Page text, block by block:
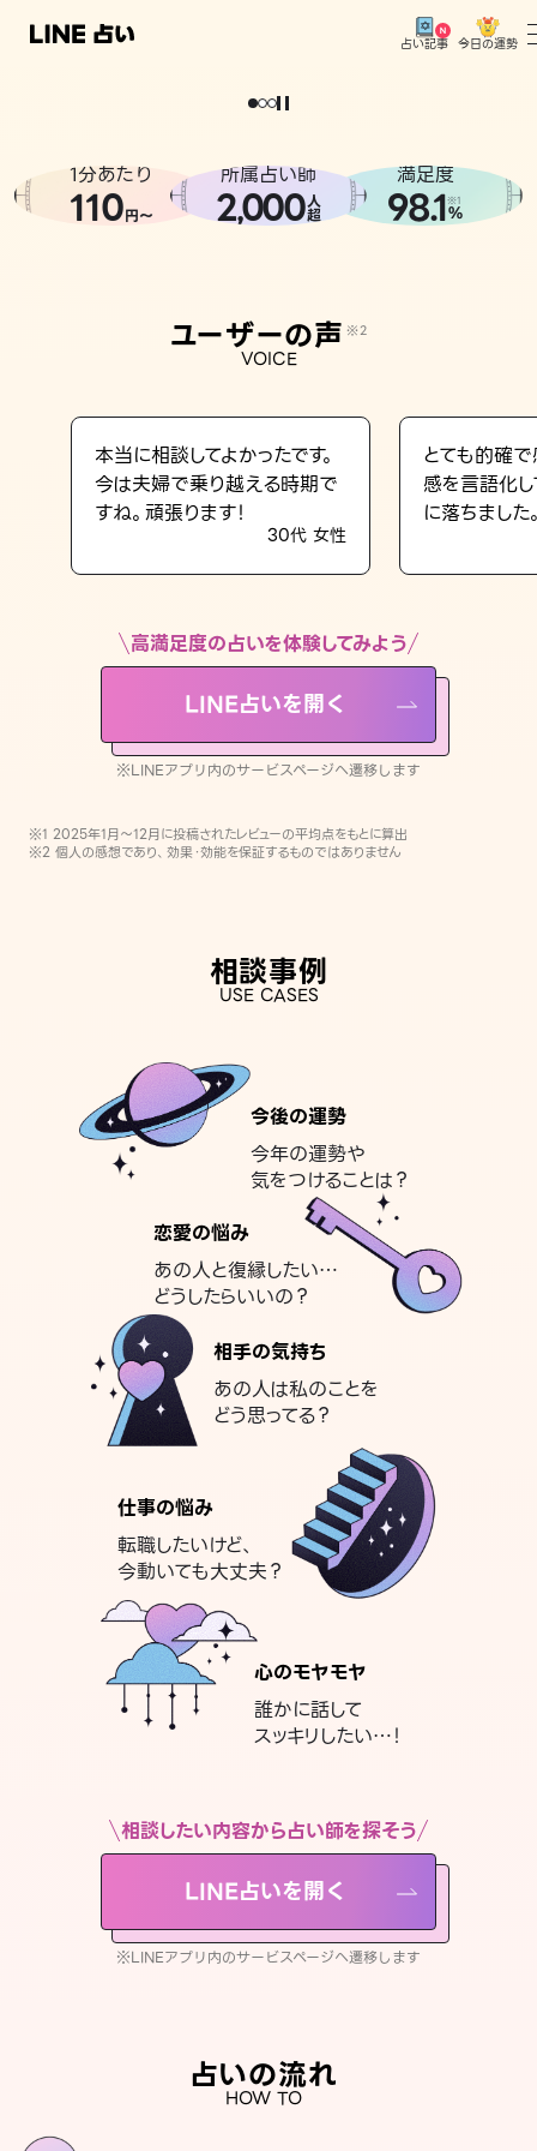
占い記事 今日の運勢
相談事例
LINE占いを開く
※LINEアプリ内のサービスページへ遷移します
どうせなら
。
1分あたり
110円〜
所属占い師
2,000人
超
満足度
98.1※1
%
ユーザーの声 ※2
VOICE
本当に相談してよかったです。
今は夫婦で乗り越える時期で
すね。頑張ります！
30代 女性
とても的確
感を言語化
に落ちました
高満足度の占いを体験してみよう
LINE占いを開く
※LINEアプリ内のサービスページへ遷移します
※1 2025年1月〜12月に投稿されたレビューの平均点をもとに算出
※2 個人の感想であり、効果・効能を保証するものではありません
相談事例
USE CASES
今後の運勢
今年の運勢や
気をつけることは？
恋愛の悩み
あの人と復縁したい…
どうしたらいいの？
相手の気持ち
あの人は私のことを
どう思ってる？
仕事の悩み
転職したいけど、
今動いても大丈夫？
心のモヤモヤ
誰かに話して
スッキリしたい…！
相談したい内容から占い師を探そう
LINE占いを開く
※LINEアプリ内のサービスページへ遷移します
占いの流れ
HOW TO